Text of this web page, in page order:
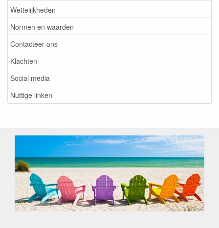
Wettelijkheden
Normen en waarden
Contacteer ons
Klachten
Social media
Nuttige linken